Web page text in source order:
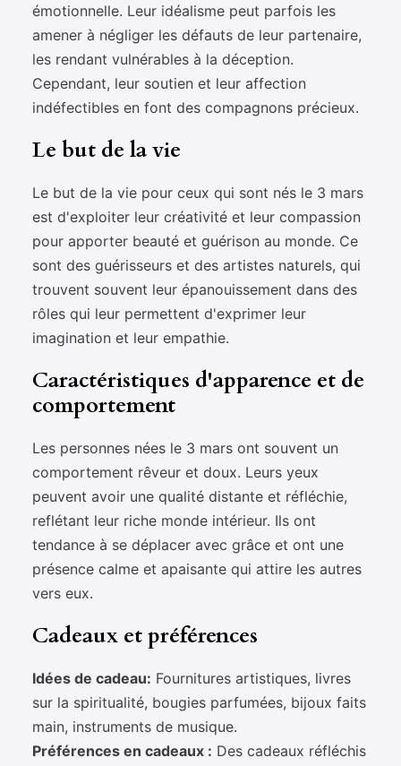
émotionnelle. Leur idéalisme peut parfois les
amener à négliger les défauts de leur partenaire,
les rendant vulnérables à la déception.
Cependant, leur soutien et leur affection
indéfectibles en font des compagnons précieux.
Le but de la vie
Le but de la vie pour ceux qui sont nés le 3 mars
est d'exploiter leur créativité et leur compassion
pour apporter beauté et guérison au monde. Ce
sont des guérisseurs et des artistes naturels, qui
trouvent souvent leur épanouissement dans des
rôles qui leur permettent d'exprimer leur
imagination et leur empathie.
Caractéristiques d'apparence et de
comportement
Les personnes nées le 3 mars ont souvent un
comportement rêveur et doux. Leurs yeux
peuvent avoir une qualité distante et réfléchie,
reflétant leur riche monde intérieur. Ils ont
tendance à se déplacer avec grâce et ont une
présence calme et apaisante qui attire les autres
vers eux.
Cadeaux et préférences
Idées de cadeau: Fournitures artistiques, livres
sur la spiritualité, bougies parfumées, bijoux faits
main, instruments de musique.
Préférences en cadeaux : Des cadeaux réfléchis